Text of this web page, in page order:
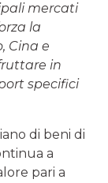
mercati
la
Cina e
in
specifici
di beni di
a
pari a